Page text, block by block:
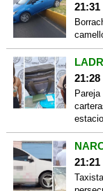
21:31
21:28
21:21